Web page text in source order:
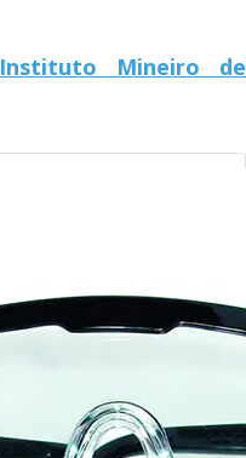
Instituto Mineiro de